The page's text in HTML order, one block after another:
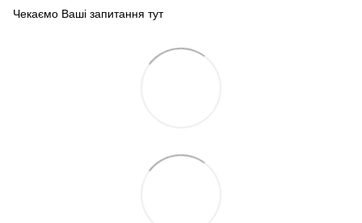
Чекаємо Ваші запитання тут